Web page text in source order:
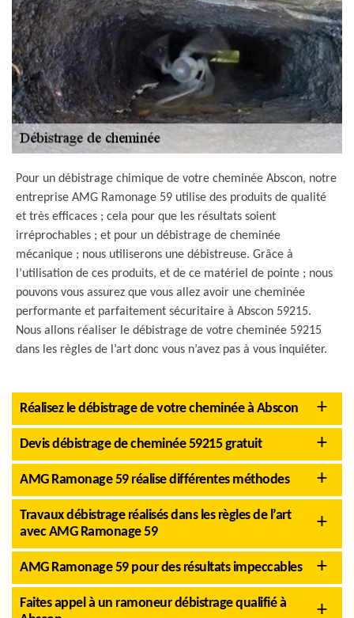
Pour un débistrage chimique de votre cheminée Abscon, notre
entreprise AMG Ramonage 59 utilise des produits de qualité
et très efficaces ; cela pour que les résultats soient
irréprochables ; et pour un débistrage de cheminée
mécanique ; nous utiliserons une débistreuse. Grâce à
l’utilisation de ces produits, et de ce matériel de pointe ; nous
pouvons vous assurez que vous allez avoir une cheminée
performante et parfaitement sécuritaire à Abscon 59215.
Nous allons réaliser le débistrage de votre cheminée 59215
dans les règles de l’art donc vous n’avez pas à vous inquiéter.
Réalisez le débistrage de votre cheminée à Abscon
Devis débistrage de cheminée 59215 gratuit
AMG Ramonage 59 réalise différentes méthodes
Travaux débistrage réalisés dans les règles de l’art
avec AMG Ramonage 59
AMG Ramonage 59 pour des résultats impeccables
Faites appel à un ramoneur débistrage qualifié à